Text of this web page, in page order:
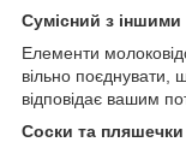
Сумісний з
Елементи
вільно поєднувати,
відповідає вашим
Соски та